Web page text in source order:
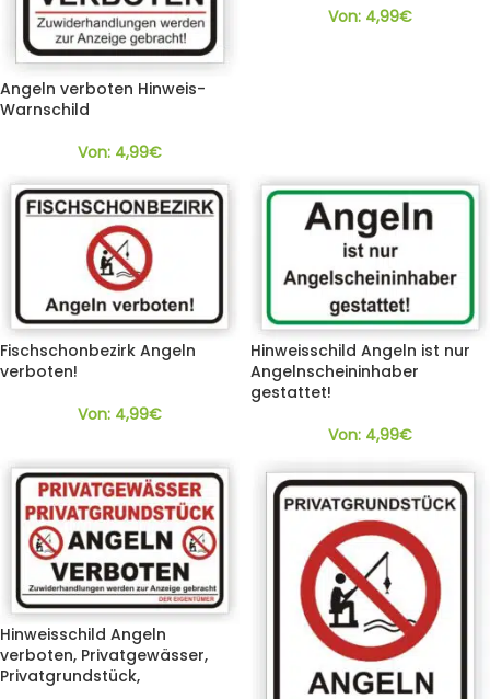
Angeln verboten Hinweis-
Warnschild
Von: 4,99€
Von: 4,99€
Fischschonbezirk Angeln
verboten!
Von: 4,99€
Hinweisschild Angeln ist nur
Angelnscheininhaber
gestattet!
Von: 4,99€
Hinweisschild Angeln
verboten, Privatgewässer,
Privatgrundstück,